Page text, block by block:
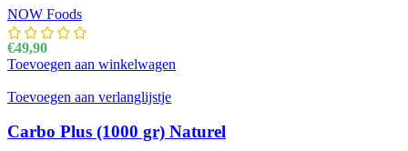
NOW Foods
€49,90
Toevoegen aan winkelwagen
Toevoegen aan verlanglijstje
Carbo Plus (1000 gr) Naturel